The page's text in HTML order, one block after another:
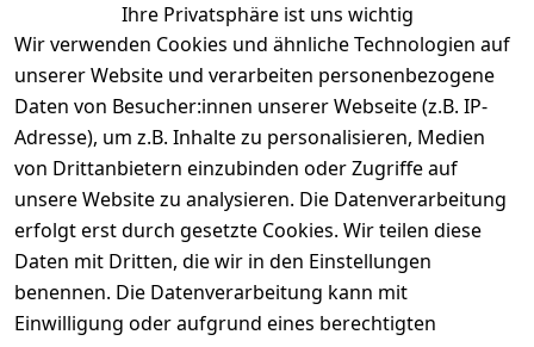
inkl. ges. MwSt
1 2
Ihre Privatsphäre ist uns wichtig
Wir verwenden Cookies und ähnliche Technologien auf
unserer Website und verarbeiten personenbezogene
Daten von Besucher:innen unserer Webseite (z.B. IP-
Adresse), um z.B. Inhalte zu personalisieren, Medien
von Drittanbietern einzubinden oder Zugriffe auf
unsere Website zu analysieren. Die Datenverarbeitung
erfolgt erst durch gesetzte Cookies. Wir teilen diese
Daten mit Dritten, die wir in den Einstellungen
benennen. Die Datenverarbeitung kann mit
Einwilligung oder aufgrund eines berechtigten
Rechtliches
AGB
Services
Registrieren
Zahlung
und